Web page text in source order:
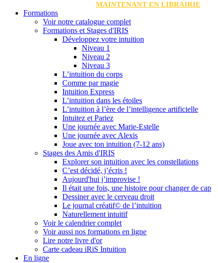
MAINTENANT EN LIBRAIRIE
Formations
Voir notre catalogue complet
Formations et Stages d'IRIS
Développez votre intuition
Niveau 1
Niveau 2
Niveau 3
L’intuition du corps
Comme par magie
Intuition Express
L’intuition dans les étoiles
L’intuition à l’ère de l’intelligence artificielle
Intuitez et Pariez
Une journée avec Marie-Estelle
Une journée avec Alexis
Joue avec ton intuition (7-12 ans)
Stages des Amis d'IRIS
Explorer son intuition avec les constellations
C’est décidé, j’écris !
Aujourd'hui j’improvise !
Il était une fois, une histoire pour changer de cap
Dessiner avec le cerveau droit
Le journal créatif© de l’intuition
Naturellement intuitif
Voir le calendrier complet
Voir aussi nos formations en ligne
Lire notre livre d'or
Carte cadeau iRiS Intuition
En ligne